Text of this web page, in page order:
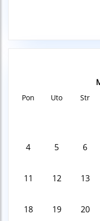
Pon Uto Str
4 5 6
11 12 13
18 19 20